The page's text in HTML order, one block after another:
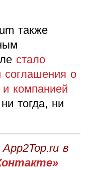
также
стало
соглашения о
компанией
тогда, ни
в